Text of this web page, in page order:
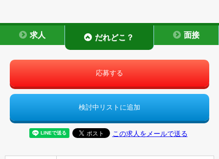
求人 だれどこ？ 面接
応募する
検討中リストに追加
この求人をメールで送る